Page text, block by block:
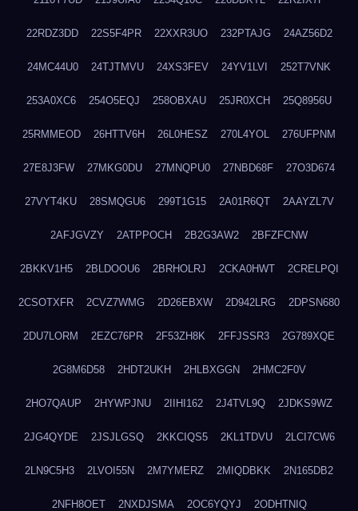
22RDZ3DD 22S5F4PR 22XXR3UO 232PTAJG 24AZ56D2
24MC44U0 24TJTMVU 24XS3FEV 24YV1LVI 252T7VNK
253A0XC6 254O5EQJ 258OBXAU 25JR0XCH 25Q8956U
25RMMEOD 26HTTV6H 26L0HESZ 270L4YOL 276UFPNM
27E8J3FW 27MKG0DU 27MNQPU0 27NBD68F 27O3D674
27VYT4KU 28SMQGU6 299T1G15 2A01R6QT 2AAYZL7V
2AFJGVZY 2ATPPOCH 2B2G3AW2 2BFZFCNW
2BKKV1H5 2BLDOOU6 2BRHOLRJ 2CKA0HWT 2CRELPQI
2CSOTXFR 2CVZ7WMG 2D26EBXW 2D942LRG 2DPSN680
2DU7LORM 2EZC76PR 2F53ZH8K 2FFJSSR3 2G789XQE
2G8M6D58 2HDT2UKH 2HLBXGGN 2HMC2F0V
2HO7QAUP 2HYWPJNU 2IIHI162 2J4TVL9Q 2JDKS9WZ
2JG4QYDE 2JSJLGSQ 2KKCIQS5 2KL1TDVU 2LCI7CW6
2LN9C5H3 2LVOI55N 2M7YMERZ 2MIQDBKK 2N165DB2
2NFH8OET 2NXDJSMA 2OC6YQYJ 2ODHTNIQ